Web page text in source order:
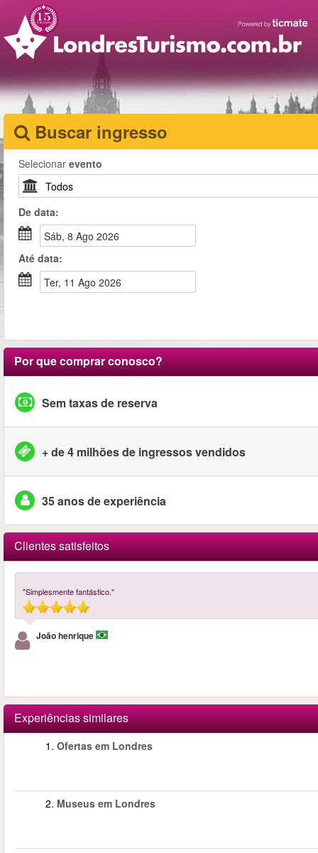
Buscar ingresso
Selecionar evento
De data:
sáb, 8 Ago 2026
Até data:
ter, 11 Ago 2026
Por que comprar conosco?
Sem taxas de reserva
+ de 4 milhões de ingressos vendidos
35 anos de experiência
Clientes satisfeitos
"Simplesmente fantástico."
João henrique
Experiências similares
1. Ofertas em Londres
2. Museus em Londres